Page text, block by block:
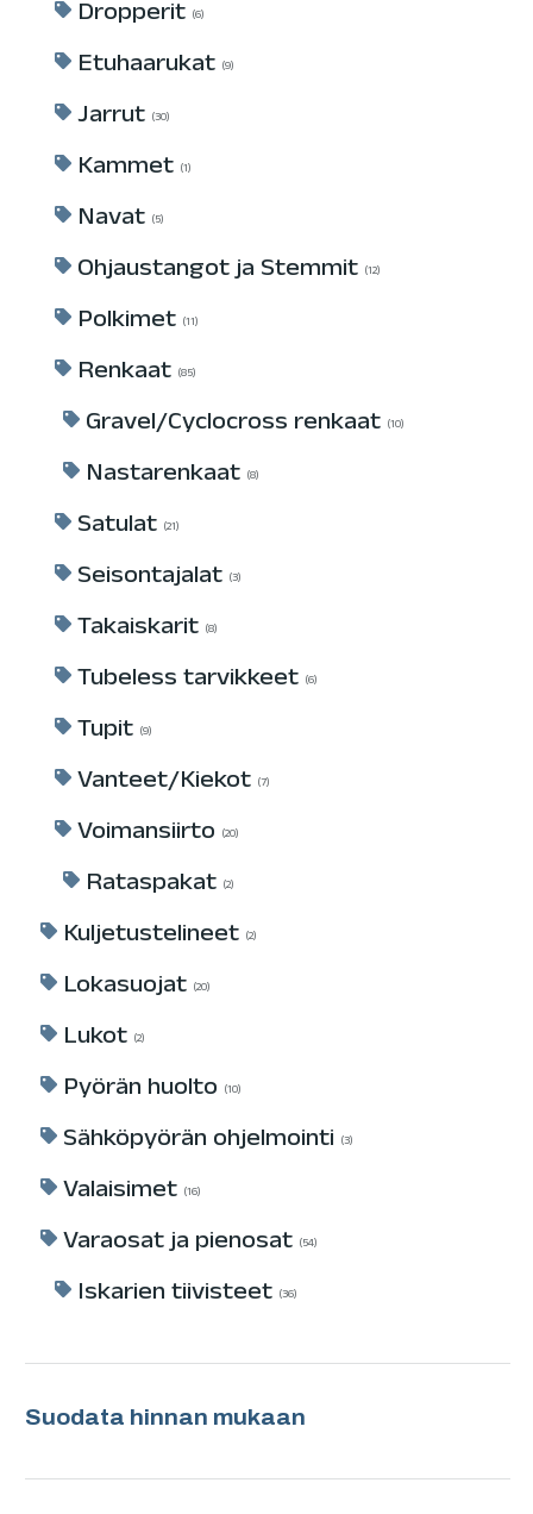
Dropperit 6
Etuhaarukat 9
Jarrut 30
Kammet 1
Navat 5
Ohjaustangot ja Stemmit 12
Polkimet 11
Renkaat 85
Gravel/Cyclocross renkaat 10
Nastarenkaat 8
Satulat 21
Seisontajalat 3
Takaiskarit 8
Tubeless tarvikkeet 6
Tupit 9
Vanteet/Kiekot 7
Voimansiirto 20
Rataspakat 2
Kuljetustelineet 2
Lokasuojat 20
Lukot 2
Pyörän huolto 10
Sähköpyörän ohjelmointi 3
Valaisimet 16
Varaosat ja pienosat 54
Iskarien tiivisteet 36
Suodata hinnan mukaan